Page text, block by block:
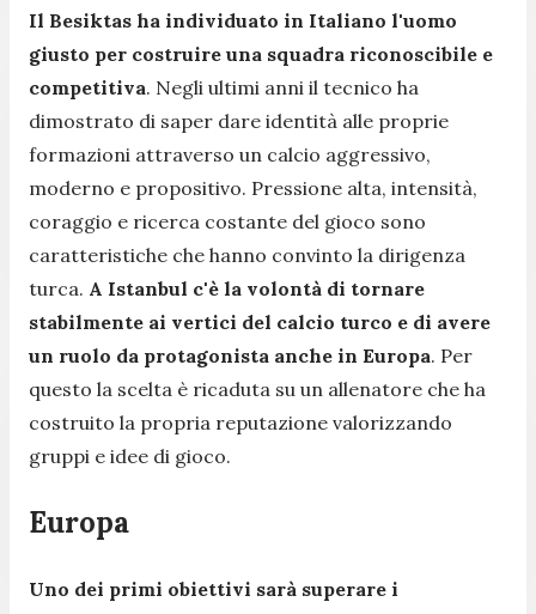
Il Besiktas ha individuato in Italiano l'uomo
giusto per costruire una squadra riconoscibile e
competitiva. Negli ultimi anni il tecnico ha
dimostrato di saper dare identità alle proprie
formazioni attraverso un calcio aggressivo,
moderno e propositivo. Pressione alta, intensità,
coraggio e ricerca costante del gioco sono
caratteristiche che hanno convinto la dirigenza
turca. A Istanbul c'è la volontà di tornare
stabilmente ai vertici del calcio turco e di avere
un ruolo da protagonista anche in Europa. Per
questo la scelta è ricaduta su un allenatore che ha
costruito la propria reputazione valorizzando
gruppi e idee di gioco.
Europa
Uno dei primi obiettivi sarà superare i